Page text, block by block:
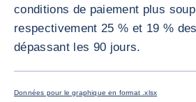
conditions de paiement plus
respectivement 25 % et 19 %
dépassant les 90 jours.
Données pour le graphique en format .xlsx